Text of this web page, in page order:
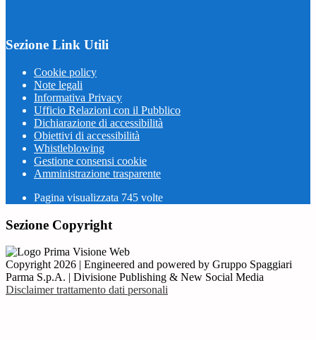
Sezione Link Utili
Cookie policy
Note legali
Informativa Privacy
Ufficio Relazioni con il Pubblico
Dichiarazione di accessibilità
Obiettivi di accessibilità
Whistleblowing
Gestione consensi cookie
Amministrazione trasparente
Pagina visualizzata 745 volte
Sezione Copyright
Copyright 2026 | Engineered and powered by Gruppo Spaggiari
Parma S.p.A. | Divisione Publishing & New Social Media
Disclaimer trattamento dati personali